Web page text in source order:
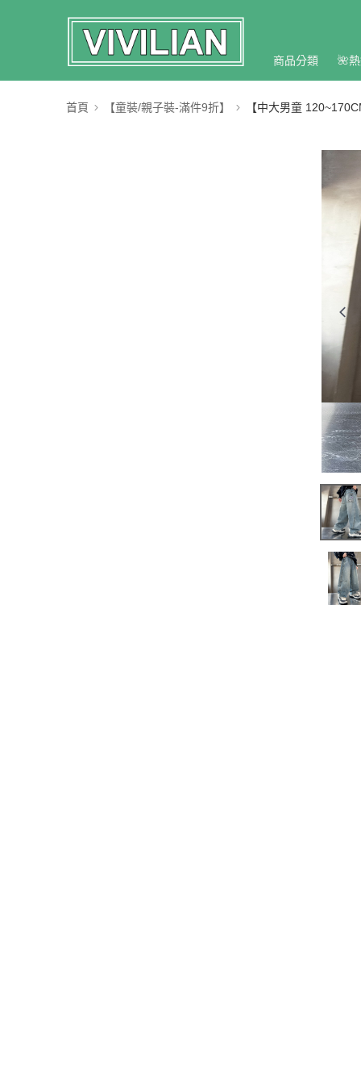
商品分類 🌺
首頁 【童裝/親子裝-滿件9折】 【中大男童